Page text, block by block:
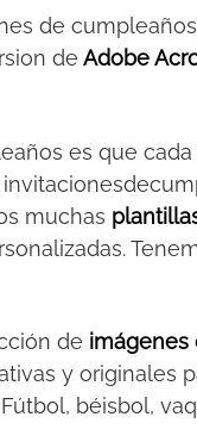
de
de Adobe
es que
muchas
de imágenes
y originales
béisbol,